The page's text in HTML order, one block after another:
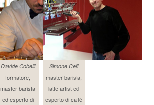
Davide Cobelli
formatore,
master barista
ed esperto di
Simone Celli
master barista,
latte artist ed
esperto di caffè